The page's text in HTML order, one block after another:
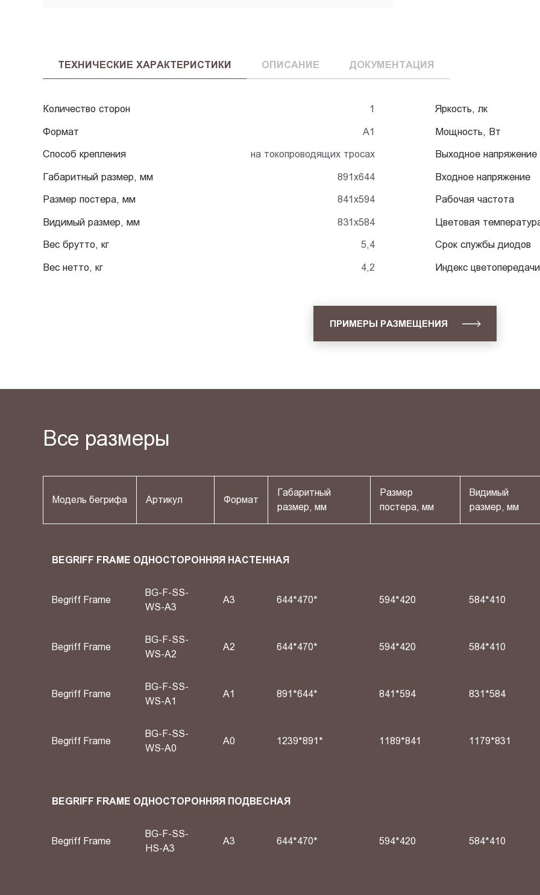
ТЕХНИЧЕСКИЕ ХАРАКТЕРИСТИКИ ОПИСАНИЕ ДОКУМЕНТАЦИЯ
Количество сторон 1
Формат А1
Способ крепления на токопроводящих тросах
Габаритный размер, мм 891x644
Размер постера, мм 841x594
Видимый размер, мм 831x584
Вес брутто, кг 5,4
Вес нетто, кг 4,2
Яркость, лк
Мощность, Вт
Выходное напряжение
Входное напряжение
Рабочая частота
Цветовая
Срок службы диодов
Индекс цветопередачи
ПРИМЕРЫ РАЗМЕЩЕНИЯ
Все размеры
Модель бегрифа Артикул Формат
Габаритный
размер, мм
Размер
постера, мм
Видимый
размер, мм
BEGRIFF FRAME ОДНОСТОРОННЯЯ НАСТЕННАЯ
Begriff Frame
BG-F-SS-
WS-A3
A3 644*470* 594*420 584*410
Begriff Frame
BG-F-SS-
WS-A2
A2 644*470* 594*420 584*410
Begriff Frame
BG-F-SS-
WS-A1
А1 891*644* 841*594 831*584
Begriff Frame
BG-F-SS-
WS-A0
А0 1239*891* 1189*841 1179*831
BEGRIFF FRAME ОДНОСТОРОННЯЯ ПОДВЕСНАЯ
Begriff Frame
BG-F-SS-
HS-A3
A3 644*470* 594*420 584*410